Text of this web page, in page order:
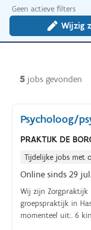
Geen actieve filters
Wijzig
5 jobs gevonden
Psycholoog/
PRAKTIJK DE
Tijdelijke jobs met
Online sinds 29
Wij zijn Zorgpraktijk
groepspraktijk in
momenteel uit:. 6